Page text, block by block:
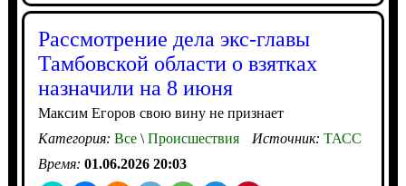
Рассмотрение дела экс-главы
Тамбовской области о взятках
назначили на 8 июня
Максим Егоров свою вину не признает
Категория: Все\Происшествия Источник: ТАСС
Время: 01.06.2026 20:03